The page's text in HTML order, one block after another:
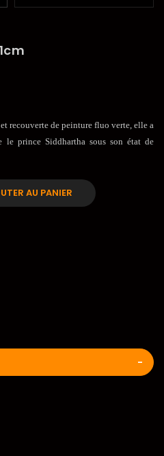
recouverte de peinture fluo verte, elle a
le prince Siddhartha sous son état de
AU PANIER